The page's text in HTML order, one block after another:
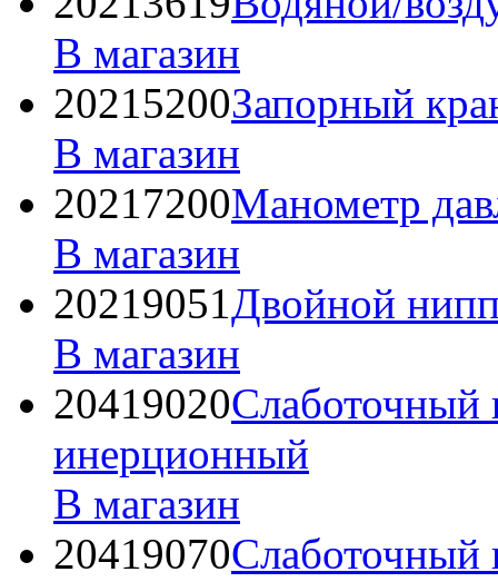
В магазин
20215200Запорный
В магазин
20217200Манометр
В магазин
20219051Двойной
В магазин
20419020Слаботочный
инерционный
В магазин
20419070Слаботочный